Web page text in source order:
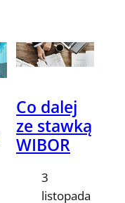
Co dalej
ze stawką
WIBOR
3
listopada